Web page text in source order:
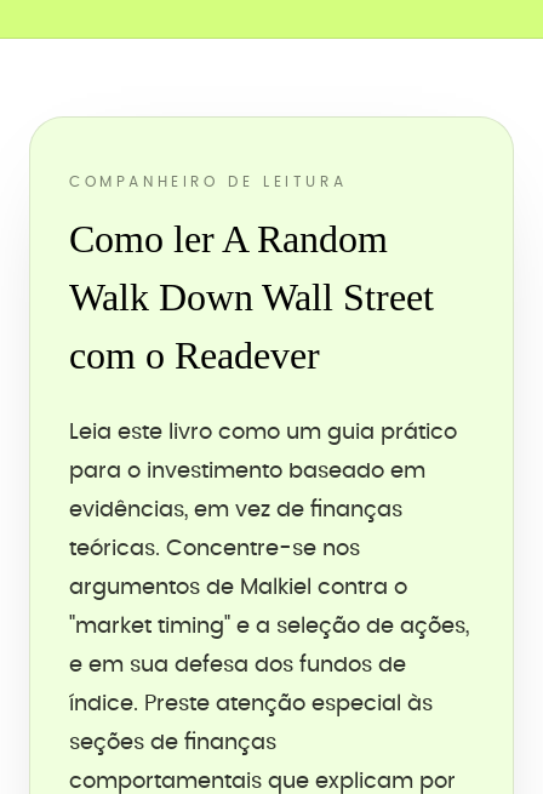
COMPANHEIRO DE LEITURA
Como ler A Random
Walk Down Wall Street
com o Readever
Leia este livro como um guia prático
para o investimento baseado em
evidências, em vez de finanças
teóricas. Concentre-se nos
argumentos de Malkiel contra o
"market timing" e a seleção de ações,
e em sua defesa dos fundos de
índice. Preste atenção especial às
seções de finanças
comportamentais que explicam por